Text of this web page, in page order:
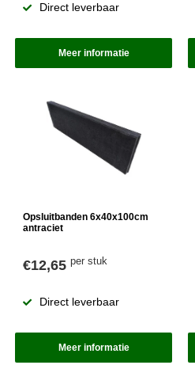
Direct leverbaar
Meer informatie
Opsluitbanden 6x40x100cm
antraciet
€12,65 per stuk
Direct leverbaar
Meer informatie